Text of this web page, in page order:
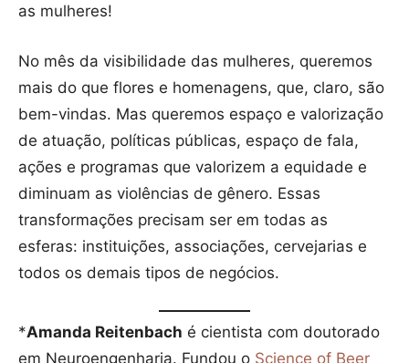
as mulheres!
No mês da visibilidade das mulheres, queremos
mais do que flores e homenagens, que, claro, são
bem-vindas. Mas queremos espaço e valorização
de atuação, políticas públicas, espaço de fala,
ações e programas que valorizem a equidade e
diminuam as violências de gênero. Essas
transformações precisam ser em todas as
esferas: instituições, associações, cervejarias e
todos os demais tipos de negócios.
*Amanda Reitenbach é cientista com doutorado
em Neuroengenharia. Fundou o Science of Beer